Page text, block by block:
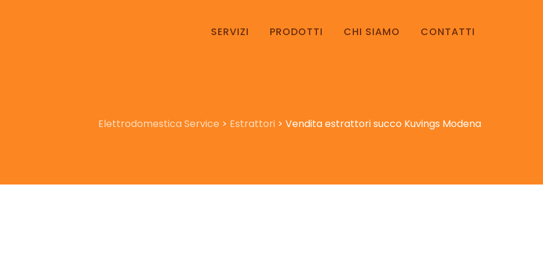
SERVIZI PRODOTTI CHI SIAMO CONTATTI
Elettrodomestica Service > Estrattori > Vendita estrattori succo Kuvings Modena